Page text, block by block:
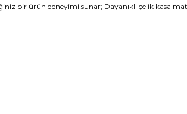
bir ürün deneyimi sunar; Dayanıklı çelik kasa